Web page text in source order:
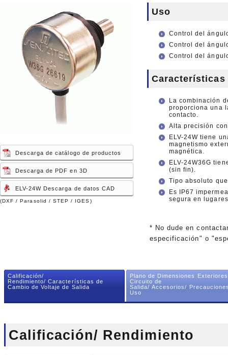
Descarga de catálogo de productos
Descarga de PDF en 3D
ELV-24W Descarga de datos CAD
(DXF / Parasolid / STEP / IGES)
Uso
Control del
Control del
Control del
Características
La combinación
proporciona una
contacto.
Alta precisión
ELV-24W tiene
magnetismo
magnética.
ELV-24W36G
(sin fin).
Tipo absoluto
Es IP67
segura en
* No dude en
especificación" o
Calificación/
Rendimiento/ Características de
Cambio de Voltaje de Salida
Plano de Dimensiones
Circuito de
Salida/ Accesorios/
Uso
Calificación/ Rendimiento